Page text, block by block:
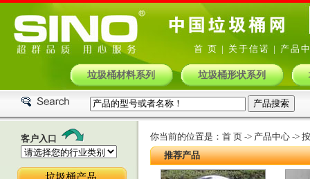
首 页 | 关于信诺 | 产品
垃圾桶材料系列 垃圾桶形状系列
客户入口 你当前的位置是： 首 页 -> 产品中心 ->
推荐产品